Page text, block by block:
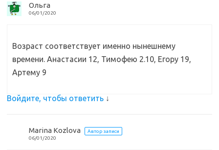
Ольга
06/01/2020
Возраст соответствует именно нынешнему
времени. Анастасии 12, Тимофею 2.10, Егору 19,
Артему 9
Войдите, чтобы ответить ↓
Marina Kozlova
Автор записи
06/01/2020